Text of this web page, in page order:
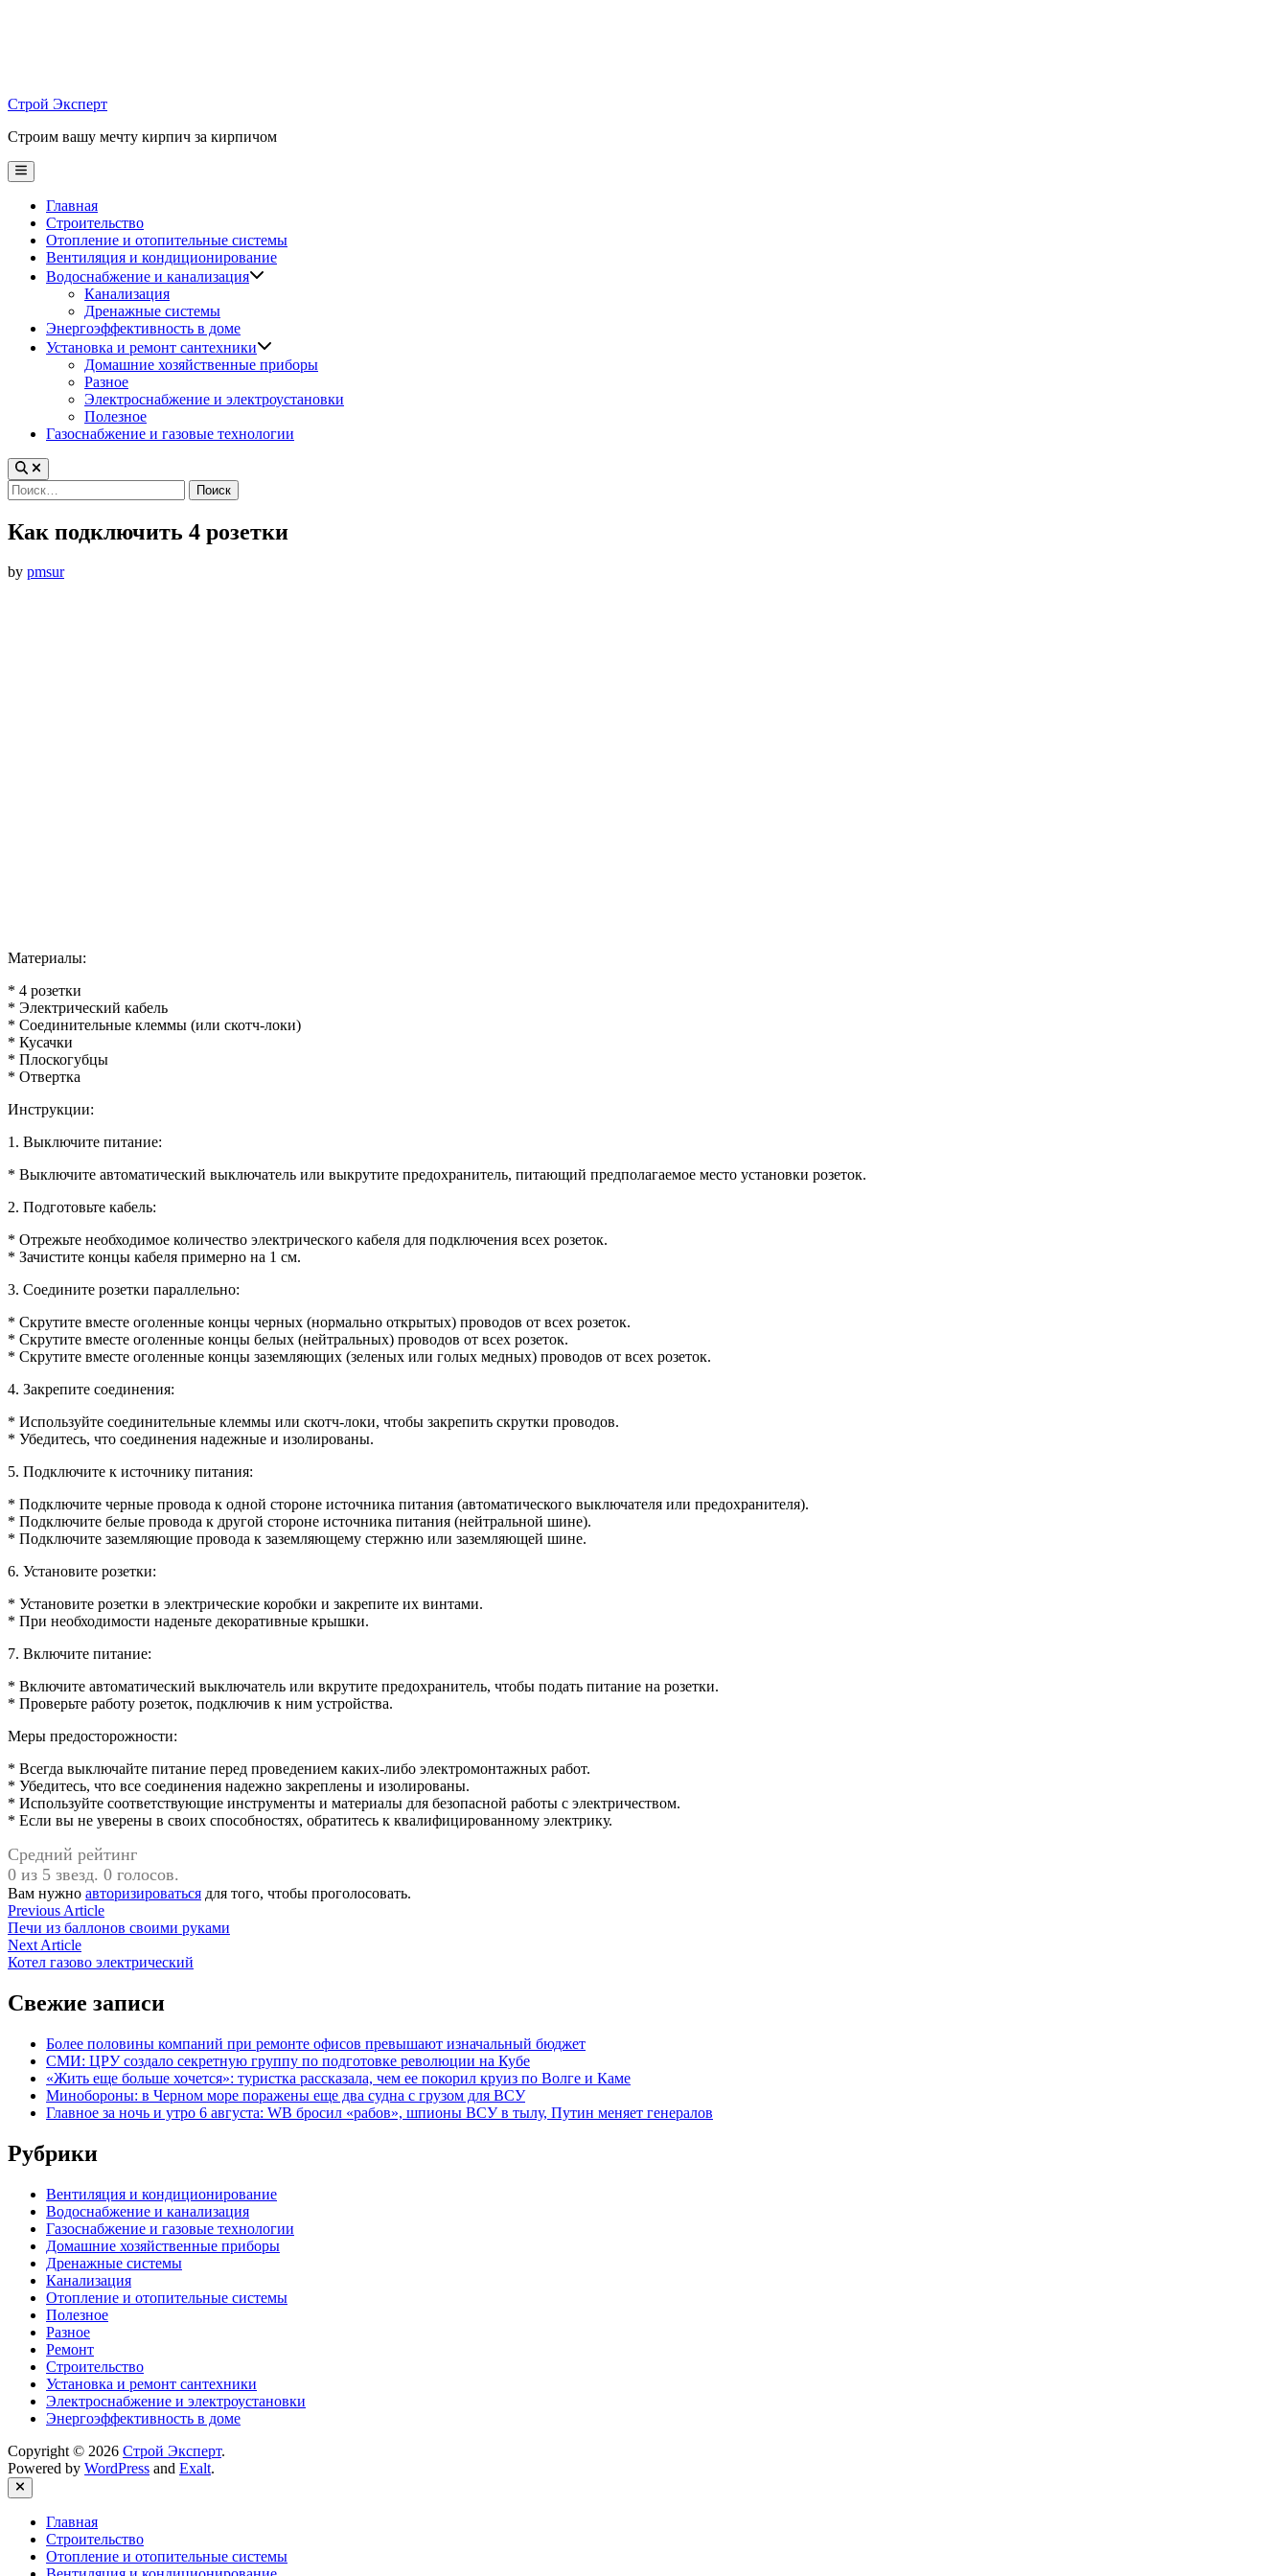
Строй Эксперт
Строим вашу мечту кирпич за кирпичом
Main
Menu
Главная
Строительство
Отопление и отопительные системы
Вентиляция и кондиционирование
Водоснабжение и канализация
Канализация
Дренажные системы
Энергоэффективность в доме
Установка и ремонт сантехники
Домашние хозяйственные приборы
Разное
Электроснабжение и электроустановки
Полезное
Газоснабжение и газовые технологии
Найти:
Как подключить 4 розетки
by pmsur
Материалы:
* 4 розетки
* Электрический кабель
* Соединительные клеммы (или скотч-локи)
* Кусачки
* Плоскогубцы
* Отвертка
Инструкции:
1. Выключите питание:
* Выключите автоматический выключатель или выкрутите предохранитель, питающий предполагаемое место установки розеток.
2. Подготовьте кабель:
* Отрежьте необходимое количество электрического кабеля для подключения всех розеток.
* Зачистите концы кабеля примерно на 1 см.
3. Соедините розетки параллельно:
* Скрутите вместе оголенные концы черных (нормально открытых) проводов от всех розеток.
* Скрутите вместе оголенные концы белых (нейтральных) проводов от всех розеток.
* Скрутите вместе оголенные концы заземляющих (зеленых или голых медных) проводов от всех розеток.
4. Закрепите соединения:
* Используйте соединительные клеммы или скотч-локи, чтобы закрепить скрутки проводов.
* Убедитесь, что соединения надежные и изолированы.
5. Подключите к источнику питания:
* Подключите черные провода к одной стороне источника питания (автоматического выключателя или предохранителя).
* Подключите белые провода к другой стороне источника питания (нейтральной шине).
* Подключите заземляющие провода к заземляющему стержню или заземляющей шине.
6. Установите розетки:
* Установите розетки в электрические коробки и закрепите их винтами.
* При необходимости наденьте декоративные крышки.
7. Включите питание:
* Включите автоматический выключатель или вкрутите предохранитель, чтобы подать питание на розетки.
* Проверьте работу розеток, подключив к ним устройства.
Меры предосторожности:
* Всегда выключайте питание перед проведением каких-либо электромонтажных работ.
* Убедитесь, что все соединения надежно закреплены и изолированы.
* Используйте соответствующие инструменты и материалы для безопасной работы с электричеством.
* Если вы не уверены в своих способностях, обратитесь к квалифицированному электрику.
Средний рейтинг
0 из 5 звезд. 0 голосов.
Вам нужно авторизироваться для того, чтобы проголосовать.
Навигация
по
записям
Previous ArticlePrevious
article:
Печи из баллонов своими руками
Next ArticleNext
article:
Котел газово электрический
Свежие записи
Более половины компаний при ремонте офисов превышают изначальный бюджет
СМИ: ЦРУ создало секретную группу по подготовке революции на Кубе
«Жить еще больше хочется»: туристка рассказала, чем ее покорил круиз по Волге и Каме
Минобороны: в Черном море поражены еще два судна с грузом для ВСУ
Главное за ночь и утро 6 августа: WB бросил «рабов», шпионы ВСУ в тылу, Путин меняет генералов
Рубрики
Вентиляция и кондиционирование
Водоснабжение и канализация
Газоснабжение и газовые технологии
Домашние хозяйственные приборы
Дренажные системы
Канализация
Отопление и отопительные системы
Полезное
Разное
Ремонт
Строительство
Установка и ремонт сантехники
Электроснабжение и электроустановки
Энергоэффективность в доме
Copyright © 2026 Строй Эксперт.
Powered by WordPress and Exalt.
Close
Главная
Строительство
Отопление и отопительные системы